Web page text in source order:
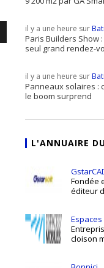
il y a une heure sur
Paris Builders Show
seul grand rendez-
il y a une heure sur
Panneaux solaires :
le boom surprend
L'ANNUAIRE
Fondée
éditeur
cloison